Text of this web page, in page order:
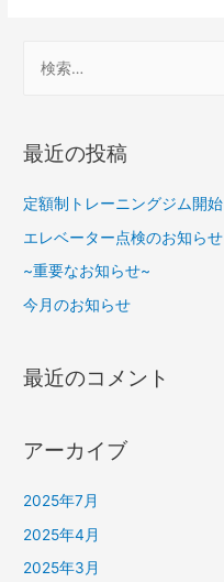
最近の投稿
定額制トレーニングジム開始
エレベーター点検のお知らせ
~重要なお知らせ~
今月のお知らせ
最近のコメント
アーカイブ
2025年7月
2025年4月
2025年3月